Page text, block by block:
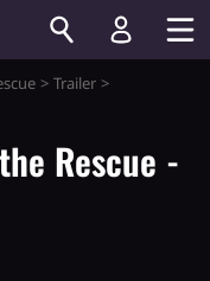
Trailer
Rescue -